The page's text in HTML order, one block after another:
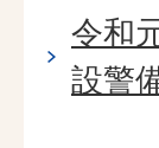
令和
設警